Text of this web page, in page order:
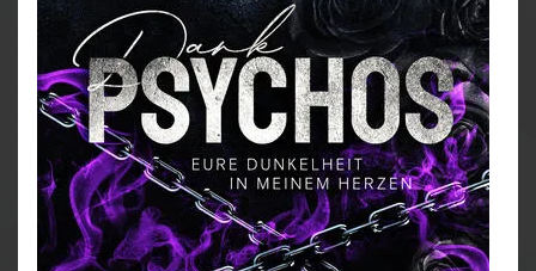
Gnadenlos treiben sie mich über meine Grenzen und
schließen ihre Ketten um mich.
Mein Körper gehört ihnen, aber kann meine Seele in
ihrer Dunkelheit bestehen?
Denn an ihren Fesseln hängen Schatten, die niemals
hätten befreit werden dürfen…
DARK ROMANCE + REVERSE HAREM
Explizite Szenen, direkte Sprache, moralisch
farbenblind.